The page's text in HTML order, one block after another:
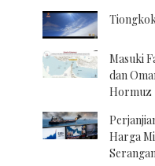
Masuki
dan
Hormuz
Harga